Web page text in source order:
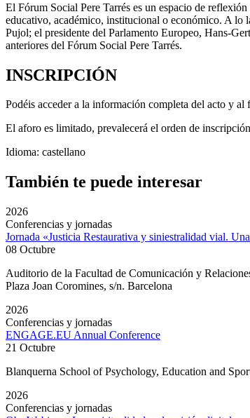
El Fórum Social Pere Tarrés es un espacio de
educativo, académico, institucional o económico. A lo
Pujol; el presidente del Parlamento Europeo, Hans-
anteriores del Fórum Social Pere Tarrés.
INSCRIPCIÓN
Podéis acceder a la información completa del acto y
El aforo es limitado, prevalecerá el orden de
Idioma: castellano
También te puede interesar
2026
Conferencias y jornadas
Jornada «Justicia Restaurativa y siniestralidad vial.
08 Octubre
Auditorio de la Facultad de Comunicación y
Plaza Joan Coromines, s/n. Barcelona
2026
Conferencias y jornadas
ENGAGE.EU Annual Conference
21 Octubre
Blanquerna School of Psychology, Education and
2026
Conferencias y jornadas